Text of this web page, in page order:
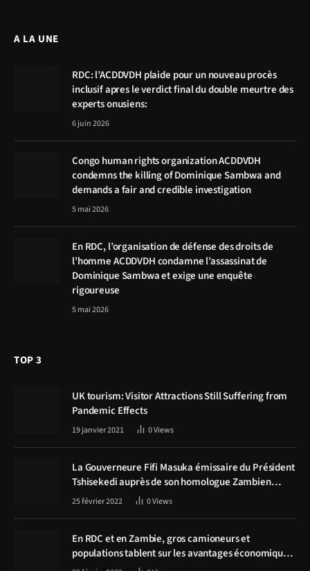
A LA UNE
RDC: l’ACDDVDH plaide pour un nouveau procès
inclusif apres le verdict final du double meurtre des
experts onusiens:
6 juin 2026
Congo human rights organization ACDDVDH
condemns the killing of Dominique Sambwa and
demands a fair and credible investigation
5 mai 2026
En RDC, l’organisation de défense des droits de
l’homme ACDDVDH condamne l’assassinat de
Dominique Sambwa et exige une enquête
rigoureuse
5 mai 2026
TOP 3
UK tourism: Visitor Attractions Still Suffering from
Pandemic Effects
19 janvier 2021 0Views
La Gouverneure Fifi Masuka émissaire du Président
Tshisekedi auprès de son homologue Zambien
Hichilema, la construction de la route Kolwezi -
25 février 2022 0Views
En RDC et en Zambie, gros camioneurs et
populations tablent sur les avantages économiques